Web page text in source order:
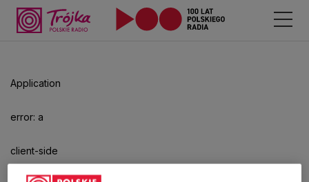
Application
error: a
client-side
aby
odtwarzać.